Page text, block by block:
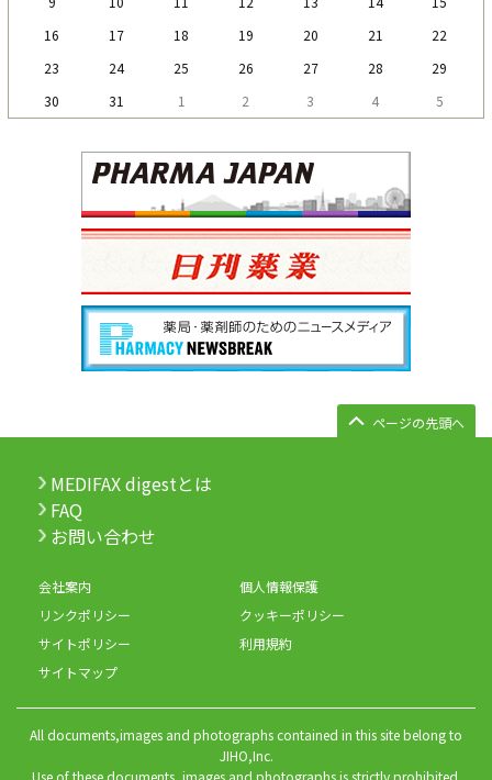
16
17 18 19 20 21
22
23
24 25 26 27 28
29
30
31 1 2 3 4 5
ページの先頭へ
MEDIFAX digestとは
FAQ
お問い合わせ
会社案内
個人情報保護
リンクポリシー
クッキーポリシー
サイトポリシー
利用規約
サイトマップ
All documents,images and photographs contained in this site belong to
JIHO,Inc.
Use of these documents, images and photographs is strictly prohibited.